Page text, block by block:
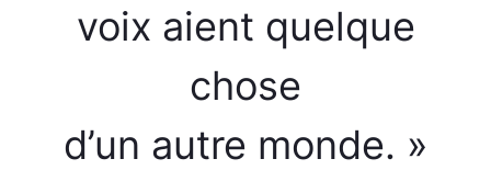
voix aient quelque
chose
d’un autre monde. »